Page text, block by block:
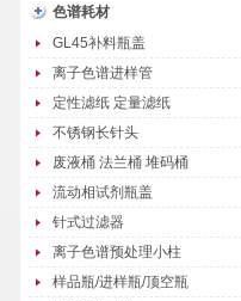
色谱耗材
GL45补料瓶盖
离子色谱进样管
定性滤纸 定量滤纸
不锈钢长针头
废液桶 法兰桶 堆码桶
流动相试剂瓶盖
针式过滤器
离子色谱预处理小柱
样品瓶/进样瓶/顶空瓶